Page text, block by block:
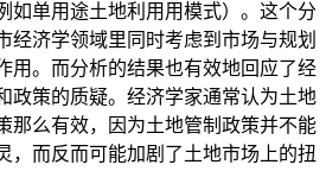
如单用途土地利用用模式）。这个分
经济学领域里同时考虑到市场与规划
用。而分析的结果也有效地回应了经
政策的质疑。经济学家通常认为土地
那么有效，因为土地管制政策并不能
，而反而可能加剧了土地市场上的扭